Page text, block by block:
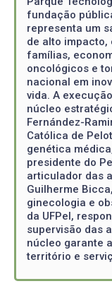
fundação
representa um
de alto
famílias,
oncológicos e
nacional em
vida. A
núcleo
Fernández-
Católica de
genética
presidente do
articulador das
Guilherme
ginecologia e
da UFPel,
supervisão das
núcleo garante
território e